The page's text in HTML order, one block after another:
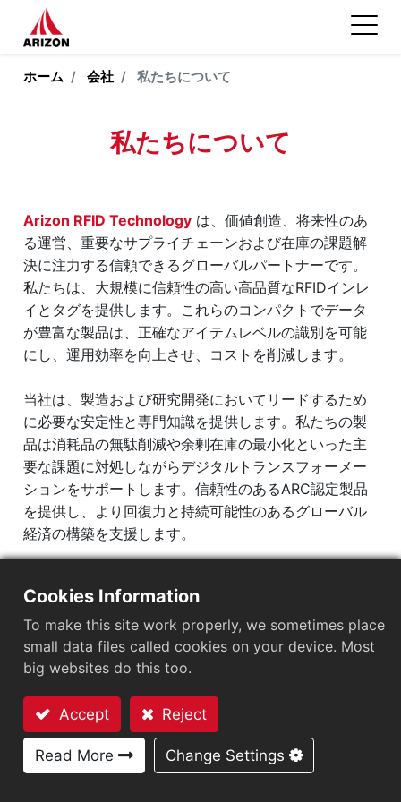
ホーム 会社 私たちについて
私たちについて
Arizon RFID Technology は、価値創造、将来性のあ
る運営、重要なサプライチェーンおよび在庫の課題解
決に注力する信頼できるグローバルパートナーです。
私たちは、大規模に信頼性の高い高品質なRFIDインレ
イとタグを提供します。これらのコンパクトでデータ
が豊富な製品は、正確なアイテムレベルの識別を可能
にし、運用効率を向上させ、コストを削減します。
当社は、製造および研究開発においてリードするため
に必要な安定性と専門知識を提供します。私たちの製
品は消耗品の無駄削減や余剰在庫の最小化といった主
要な課題に対処しながらデジタルトランスフォーメー
ションをサポートします。信頼性のあるARC認定製品
を提供し、より回復力と持続可能性のあるグローバル
経済の構築を支援します。
レジリエンスのためのパート
ナー
より持続可能なグローバル経済を創造するため
に、信頼性のあるRFIDを展開しています。お問い合わせ
Cookies Information
To make this site work properly, we sometimes place
small data files called cookies on your device. Most
big websites do this too.
Accept Reject
Read More Change Settings